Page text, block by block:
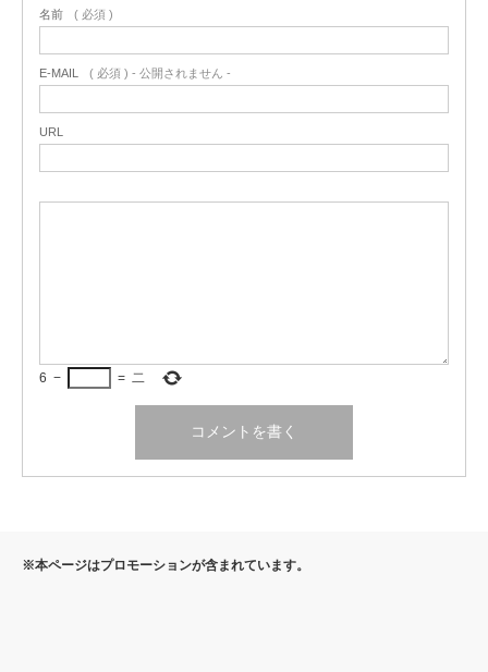
名前 ( 必須 )
E-MAIL ( 必須 ) - 公開されません -
URL
6 − = 二
※本ページはプロモーションが含まれています。